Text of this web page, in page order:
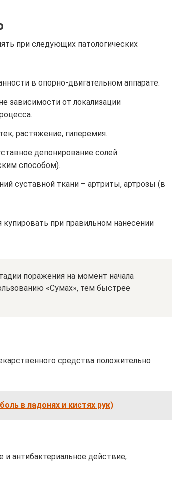
при следующих патологических
в опорно-двигательном аппарате.
зависимости от локализации
растяжение, гиперемия.
депонирование солей
способом).
суставной ткани – артриты, артрозы (в
при правильном нанесении
поражения на момент начала
«Сумах», тем быстрее
средства положительно
в ладонях и кистях рук)
антибактериальное действие;